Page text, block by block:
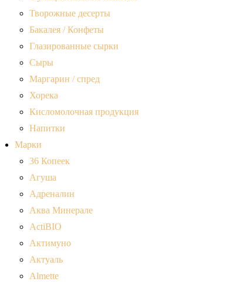
Творожные десерты
Бакалея / Конфеты
Глазированные сырки
Сыры
Маргарин / спред
Хорека
Кисломолочная продукция
Напитки
Марки
36 Копеек
Агуша
Адреналин
Аква Минерале
ActiBIO
Актимуно
Актуаль
Almette